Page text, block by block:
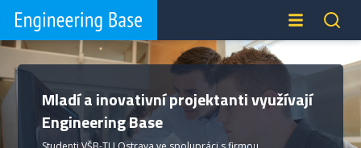
Mladí a inovativní projektanti využívají
Engineering Base